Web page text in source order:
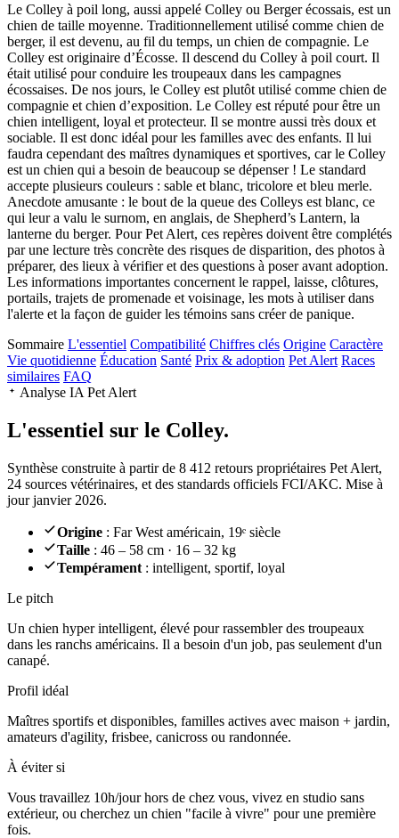
Le Colley à poil long, aussi appelé Colley ou Berger écossais, est un
chien de taille moyenne. Traditionnellement utilisé comme chien de
berger, il est devenu, au fil du temps, un chien de compagnie. Le
Colley est originaire d’Écosse. Il descend du Colley à poil court. Il
était utilisé pour conduire les troupeaux dans les campagnes
écossaises. De nos jours, le Colley est plutôt utilisé comme chien de
compagnie et chien d’exposition. Le Colley est réputé pour être un
chien intelligent, loyal et protecteur. Il se montre aussi très doux et
sociable. Il est donc idéal pour les familles avec des enfants. Il lui
faudra cependant des maîtres dynamiques et sportives, car le Colley
est un chien qui a besoin de beaucoup se dépenser ! Le standard
accepte plusieurs couleurs : sable et blanc, tricolore et bleu merle.
Anecdote amusante : le bout de la queue des Colleys est blanc, ce
qui leur a valu le surnom, en anglais, de Shepherd’s Lantern, la
lanterne du berger. Pour Pet Alert, ces repères doivent être complétés
par une lecture très concrète des risques de disparition, des photos à
préparer, des lieux à vérifier et des questions à poser avant adoption.
Les informations importantes concernent le rappel, laisse, clôtures,
portails, trajets de promenade et voisinage, les mots à utiliser dans
l'alerte et la façon de guider les témoins sans créer de panique.
Sommaire L'essentiel Compatibilité Chiffres clés Origine Caractère
Vie quotidienne Éducation Santé Prix & adoption Pet Alert Races
similaires FAQ
Analyse IA Pet Alert
L'essentiel sur le Colley.
Synthèse construite à partir de 8 412 retours propriétaires Pet Alert,
24 sources vétérinaires, et des standards officiels FCI/AKC. Mise à
jour janvier 2026.
Origine : Far West américain, 19ᵉ siècle
Taille : 46 – 58 cm · 16 – 32 kg
Tempérament : intelligent, sportif, loyal
Le pitch
Un chien hyper intelligent, élevé pour rassembler des troupeaux
dans les ranchs américains. Il a besoin d'un job, pas seulement d'un
canapé.
Profil idéal
Maîtres sportifs et disponibles, familles actives avec maison + jardin,
amateurs d'agility, frisbee, canicross ou randonnée.
À éviter si
Vous travaillez 10h/jour hors de chez vous, vivez en studio sans
extérieur, ou cherchez un chien "facile à vivre" pour une première
fois.